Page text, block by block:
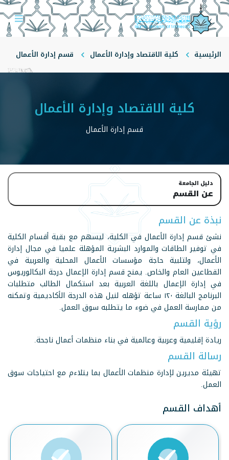
الرئيسية كلية الاقتصاد وإدارة الأعمال ‏‏قسم إدارة الأعمال
كلية الاقتصاد وإدارة الأعمال
‏‏قسم إدارة الأعمال
دليل الجامعة
عن القسم
نبذة عن القسم
نشئ قسم إدارة الأعمال في الكلية، ليسهم مع بقية أقسام الكلية
في توفير الطاقات والموارد البشرية المؤهلة علميا في مجال إدارة
الأعمال، ولتلبية حاجة مؤسسات الأعمال المحلية والعربية في
القطاعين العام والخاص. يمنح قسم إدارة الإعمال درجة البكالوريوس
في إدارة الإعمال باللغة العربية بعد استكمال الطالب متطلبات
البرنامج البالغة ١٢٠ ساعة تؤهله لنيل هذه الدرجة الأكاديمية وتمكنه
من ممارسة العمل في ضوء ما يتطلبه سوق العمل.
رؤية القسم
ريادة إقليمية وعربية وعالمية في بناء منظمات أعمال ناجحة.
رسالة القسم
تهيئة مديرين لإدارة منظمات الأعمال بما يتلاءم مع احتياجات سوق
العمل.
أهداف القسم